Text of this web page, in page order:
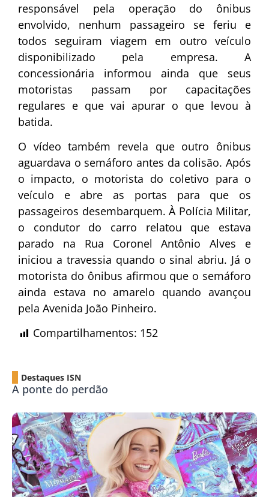
responsável pela operação do ônibus
envolvido, nenhum passageiro se feriu e
todos seguiram viagem em outro veículo
disponibilizado pela empresa. A
concessionária informou ainda que seus
motoristas passam por capacitações
regulares e que vai apurar o que levou à
batida.
O vídeo também revela que outro ônibus
aguardava o semáforo antes da colisão. Após
o impacto, o motorista do coletivo para o
veículo e abre as portas para que os
passageiros desembarquem. À Polícia Militar,
o condutor do carro relatou que estava
parado na Rua Coronel Antônio Alves e
iniciou a travessia quando o sinal abriu. Já o
motorista do ônibus afirmou que o semáforo
ainda estava no amarelo quando avançou
pela Avenida João Pinheiro.
Compartilhamentos: 152
Destaques ISN
A ponte do perdão